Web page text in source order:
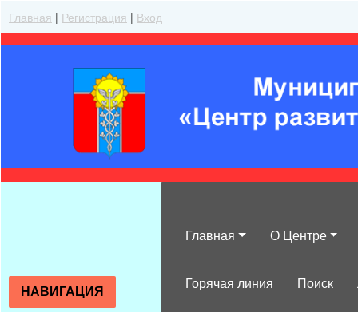
Главная | Регистрация | Вход
Главная О Центре
Горячая линия Поиск
НАВИГАЦИЯ